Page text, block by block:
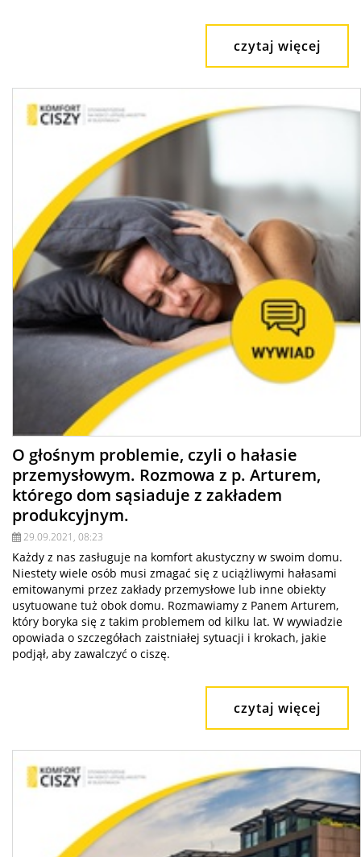
czytaj więcej
O głośnym problemie, czyli o hałasie
przemysłowym. Rozmowa z p. Arturem,
którego dom sąsiaduje z zakładem
produkcyjnym.
29.09.2021, 08:23
Każdy z nas zasługuje na komfort akustyczny w swoim domu.
Niestety wiele osób musi zmagać się z uciążliwymi hałasami
emitowanymi przez zakłady przemysłowe lub inne obiekty
usytuowane tuż obok domu. Rozmawiamy z Panem Arturem,
który boryka się z takim problemem od kilku lat. W wywiadzie
opowiada o szczegółach zaistniałej sytuacji i krokach, jakie
podjął, aby zawalczyć o ciszę.
czytaj więcej